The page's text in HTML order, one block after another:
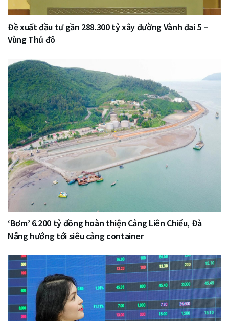
Đề xuất đầu tư gần 288.300 tỷ xây đường Vành đai 5 –
Vùng Thủ đô
‘Bơm’ 6.200 tỷ đồng hoàn thiện Cảng Liên Chiểu, Đà
Nẵng hướng tới siêu cảng container